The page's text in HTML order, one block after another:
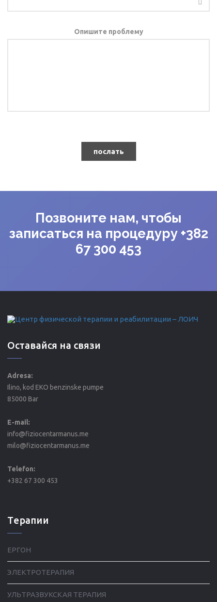
Опишите проблему
послать
Позвоните нам, чтобы
записаться на процедуру +382
67 300 453
Оставайся на связи
Adresa:
Ilino, kod EKO benzinske pumpe
85000 Bar
E-mail:
info@fiziocentarmanus.me
milo@fiziocentarmanus.me
Telefon:
+382 67 300 453
Tерапии
ЕРГОН
ЭЛЕКТРОТЕРАПИЯ
УЛЬТРАЗВУКСКАЯ ТЕРАПИЯ